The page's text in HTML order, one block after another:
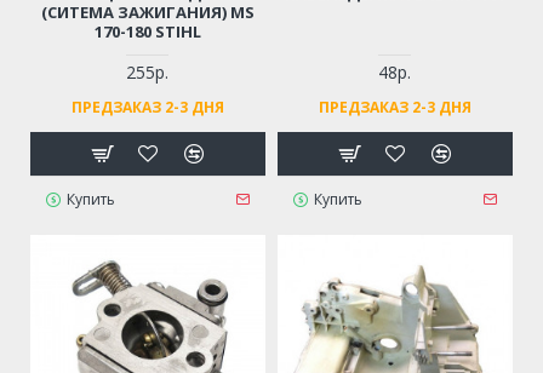
(СИТЕМА ЗАЖИГАНИЯ) MS
170-180 STIHL
255р.
ПРЕДЗАКАЗ 2-3 ДНЯ
Купить
48р.
ПРЕДЗАКАЗ 2-3 ДНЯ
Купить